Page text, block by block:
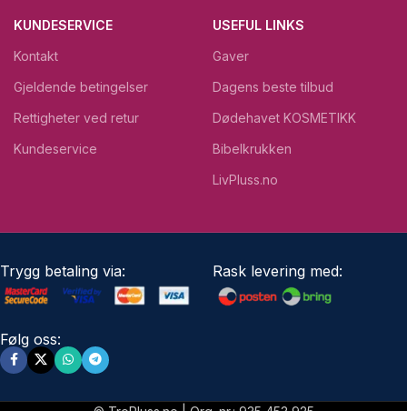
KUNDESERVICE
Kontakt
Gjeldende betingelser
Rettigheter ved retur
Kundeservice
USEFUL LINKS
Gaver
Dagens beste tilbud
Dødehavet KOSMETIKK
Bibelkrukken
LivPluss.no
Trygg betaling via: Rask levering med:
Følg oss: